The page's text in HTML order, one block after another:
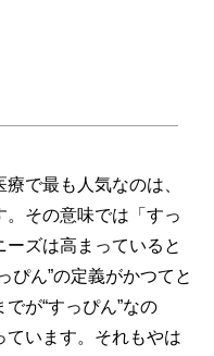
で最も人気なのは、
その意味では「すっ
ズは高まっていると
ぴん”の定義がかつてと
が“すっぴん”なの
ています。それもやは